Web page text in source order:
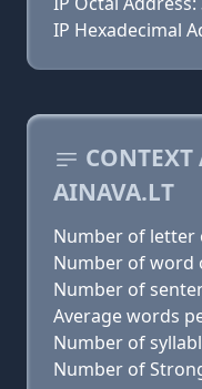
IP Hexadecimal
CONTEXT
AINAVA.LT
Number of letter
Number of word
Number of
Average words
Number of
Number of